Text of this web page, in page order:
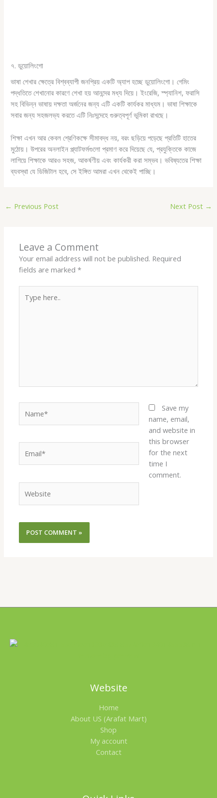
৭. ডুয়োলিংগো
ভাষা শেখার ক্ষেত্রে বিশ্বব্যাপী জনপ্রিয় একটি অ্যাপ হচ্ছে ডুয়োলিংগো। গেমিং
পদ্ধতিতে শেখানোর কারণে শেখা হয় আনন্দের মধ্য দিয়ে। ইংরেজি, স্প্যানিশ, ফরাসি
সহ বিভিন্ন ভাষায় দক্ষতা অর্জনের জন্য এটি একটি কার্যকর মাধ্যম। ভাষা শিক্ষাকে
সবার জন্য সহজলভ্য করতে এটি নিঃসন্দেহে গুরুত্বপূর্ণ ভূমিকা রাখছে।
শিক্ষা এখন আর কেবল শ্রেণিকক্ষে সীমাবদ্ধ নয়, বরং ছড়িয়ে পড়েছে প্রতিটি হাতের
মুঠোয়। উপরের অনলাইন প্ল্যাটফর্মগুলো প্রমাণ করে দিয়েছে যে, প্রযুক্তিকে কাজে
লাগিয়ে শিক্ষাকে আরও সহজ, আকর্ষণীয় এবং কার্যকরী করা সম্ভব। ভবিষ্যতের শিক্ষা
ব্যবস্থা যে ডিজিটাল হবে, সে ইঙ্গিত আমরা এখন থেকেই পাচ্ছি।
← Previous Post Next Post →
Leave a Comment
Your email address will not be published. Required
fields are marked*
here..
Save my
name, email,
and website in
this browser
for the next
time I
comment.
Website
Home
About US (Arafat Mart)
Shop
My account
Contact